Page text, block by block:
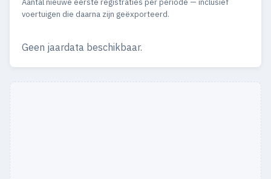
1986 3
voertuigen die daarna zijn geëxporteerd.
Geen jaardata beschikbaar.